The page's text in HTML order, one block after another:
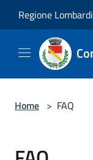
Regione
Home > FAQ